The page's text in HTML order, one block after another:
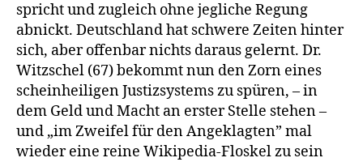
du
hast
ein
Problem!
spricht und zugleich ohne jegliche Regung
abnickt. Deutschland hat schwere Zeiten hinter
sich, aber offenbar nichts daraus gelernt. Dr.
Witzschel (67) bekommt nun den Zorn eines
scheinheiligen Justizsystems zu spüren, – in
dem Geld und Macht an erster Stelle stehen –
und „im Zweifel für den Angeklagten” mal
wieder eine reine Wikipedia-Floskel zu sein